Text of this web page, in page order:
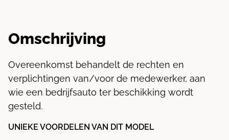
Omschrijving
Overeenkomst behandelt de rechten en
verplichtingen van/voor de medewerker, aan
wie een bedrijfsauto ter beschikking wordt
gesteld.
UNIEKE VOORDELEN VAN DIT MODEL